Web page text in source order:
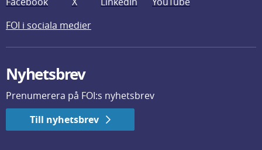
FOI i sociala medier
Nyhetsbrev
Prenumerera på FOI:s nyhetsbrev
Till nyhetsbrev